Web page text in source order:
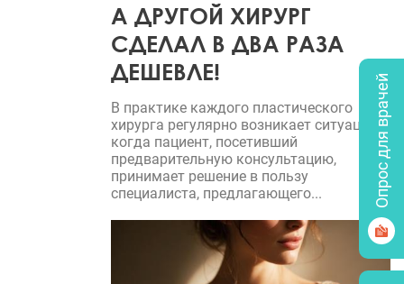
А ДРУГОЙ ХИРУРГ
СДЕЛАЛ В ДВА РАЗА
ДЕШЕВЛЕ!
В практике каждого пластического
хирурга регулярно возникает ситуация,
когда пациент, посетивший
предварительную консультацию,
принимает решение в пользу
специалиста, предлагающего...
Опрос для врачей